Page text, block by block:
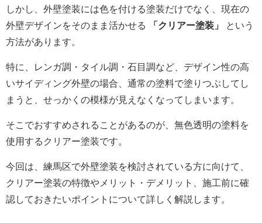
しかし、外壁塗装には色を付ける塗装だけでなく、現在の
外壁デザインをそのまま活かせる
「クリアー塗装」
という
方法があります。
特に、レンガ調・タイル調・石目調など、デザイン性の高
いサイディング外壁の場合、通常の塗料で塗りつぶしてし
まうと、せっかくの模様が見えなくなってしまいます。
そこでおすすめされることがあるのが、無色透明の塗料を
使用するクリアー塗装です。
今回は、練馬区で外壁塗装を検討されている方に向けて、
クリアー塗装の特徴やメリット・デメリット、施工前に確
認しておきたいポイントについて詳しく解説します。